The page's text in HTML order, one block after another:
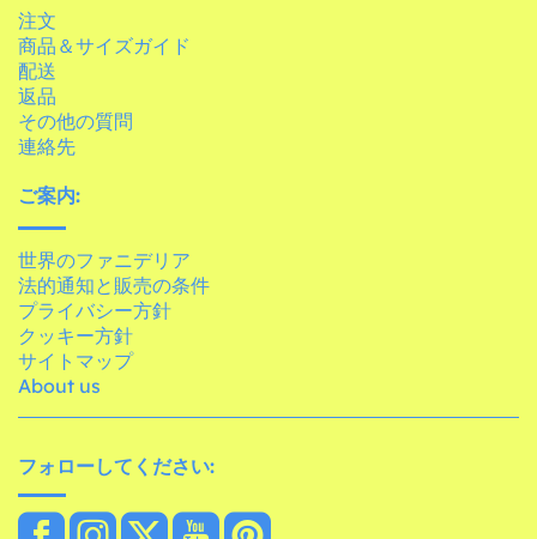
注文
商品＆サイズガイド
配送
返品
その他の質問
連絡先
ご案内:
世界のファニデリア
法的通知と販売の条件
プライバシー方針
クッキー方針
サイトマップ
About us
フォローしてください: